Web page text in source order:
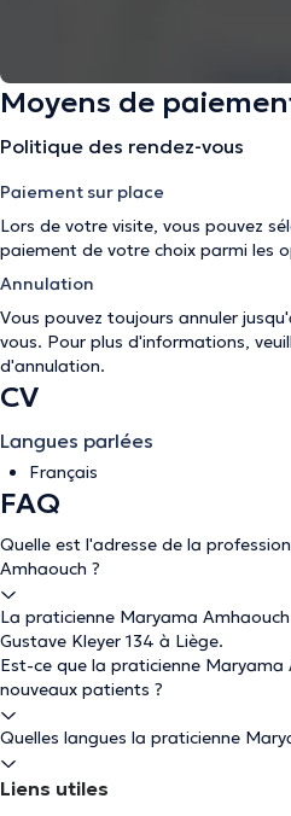
Moyens de
Politique des rendez-vous
Paiement sur place
Lors de votre visite, vous pouvez
paiement de votre choix parmi les
Annulation
Vous pouvez toujours annuler
vous. Pour plus d'informations,
d'annulation.
CV
Langues parlées
Français
FAQ
Quelle est l'adresse de la
Amhaouch ?
La praticienne Maryama
Gustave Kleyer 134 à Liège.
Est-ce que la praticienne
nouveaux patients ?
Quelles langues la praticienne
Liens utiles